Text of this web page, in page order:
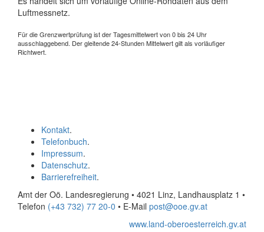
Luftmessnetz.
Für die Grenzwertprüfung ist der Tagesmittelwert von 0 bis 24 Uhr
ausschlaggebend. Der gleitende 24-Stunden Mittelwert gilt als vorläufiger
Richtwert.
Kontakt.
Telefonbuch.
Impressum.
Datenschutz.
Barrierefreiheit.
Amt der Oö. Landesregierung • 4021 Linz, Landhausplatz 1 •
Telefon (+43 732) 77 20-0 • E-Mail post@ooe.gv.at
www.land-oberoesterreich.gv.at